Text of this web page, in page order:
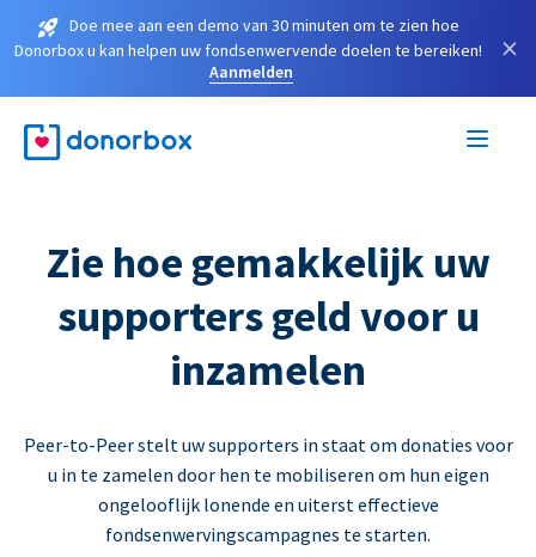
Doe mee aan een demo van 30 minuten om te zien hoe
Donorbox u kan helpen uw fondsenwervende doelen te bereiken!
Aanmelden
×
Zie hoe gemakkelijk uw
supporters geld voor u
inzamelen
Peer-to-Peer stelt uw supporters in staat om donaties voor
u in te zamelen door hen te mobiliseren om hun eigen
ongelooflijk lonende en uiterst effectieve
fondsenwervingscampagnes te starten.